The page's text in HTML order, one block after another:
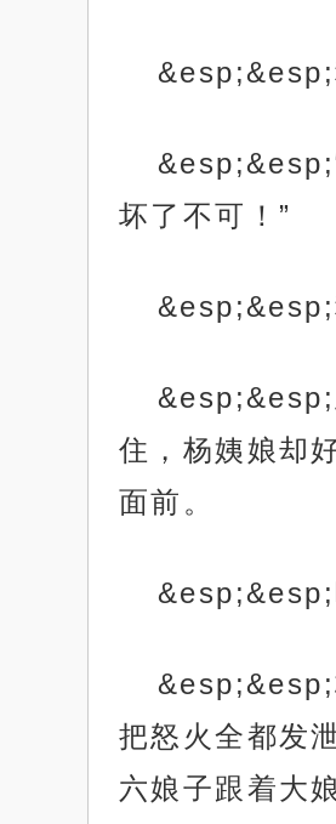
&esp;&esp;
坏了不可！”
&esp;&esp;
&esp;&esp;
住，杨姨娘却
面前。
&esp;&esp;
&esp;&esp;
把怒火全都发
六娘子跟着大